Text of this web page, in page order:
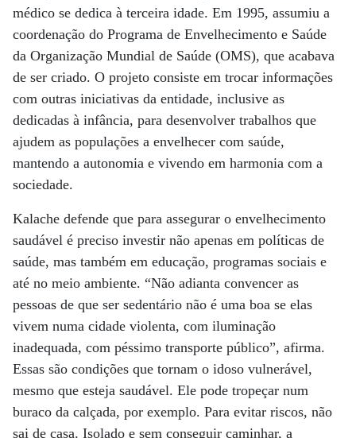
médico se dedica à terceira idade. Em 1995, assumiu a
coordenação do Programa de Envelhecimento e Saúde
da Organização Mundial de Saúde (OMS), que acabava
de ser criado. O projeto consiste em trocar informações
com outras iniciativas da entidade, inclusive as
dedicadas à infância, para desenvolver trabalhos que
ajudem as populações a envelhecer com saúde,
mantendo a autonomia e vivendo em harmonia com a
sociedade.
Kalache defende que para assegurar o envelhecimento
saudável é preciso investir não apenas em políticas de
saúde, mas também em educação, programas sociais e
até no meio ambiente. “Não adianta convencer as
pessoas de que ser sedentário não é uma boa se elas
vivem numa cidade violenta, com iluminação
inadequada, com péssimo transporte público”, afirma.
Essas são condições que tornam o idoso vulnerável,
mesmo que esteja saudável. Ele pode tropeçar num
buraco da calçada, por exemplo. Para evitar riscos, não
sai de casa. Isolado e sem conseguir caminhar, a